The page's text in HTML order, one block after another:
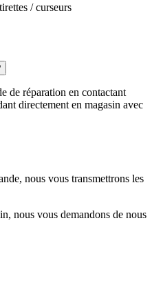
/ curseurs
de réparation en contactant
directement en magasin avec
nous vous transmettrons les
nous vous demandons de nous